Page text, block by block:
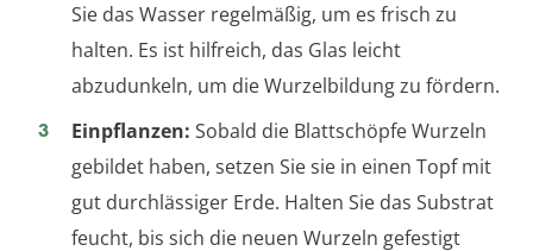
Sie das Wasser regelmäßig, um es frisch zu
halten. Es ist hilfreich, das Glas leicht
abzudunkeln, um die Wurzelbildung zu fördern.
Einpflanzen: Sobald die Blattschöpfe Wurzeln
gebildet haben, setzen Sie sie in einen Topf mit
gut durchlässiger Erde. Halten Sie das Substrat
feucht, bis sich die neuen Wurzeln gefestigt